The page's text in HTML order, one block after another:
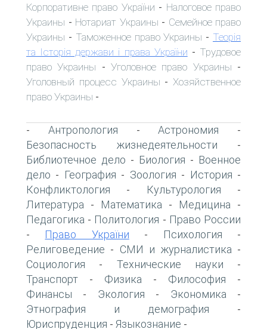
Корпоративне право України - Налоговое право
Украины - Нотариат Украины - Семейное право
Украины - Таможенное право Украины - Теорія
та Історія держави і права України - Трудовое
право Украины -Уголовное право Украины -
Уголовный процесс Украины - Хозяйственное
право Украины -
- Антропология -Астрономия -
Безопасность жизнедеятельности -
Библиотечное дело - Биология - Военное
дело - География - Зоология - История -
Конфликтология - Культурология -
Литература - Математика - Медицина -
Педагогика - Политология - Право России
- Право України - Психология -
Религоведение - СМИ и журналистика -
Социология - Технические науки -
Транспорт - Физика - Философия -
Финансы - Экология - Экономика -
Этнография и демография -
Юриспруденция - Языкознание -